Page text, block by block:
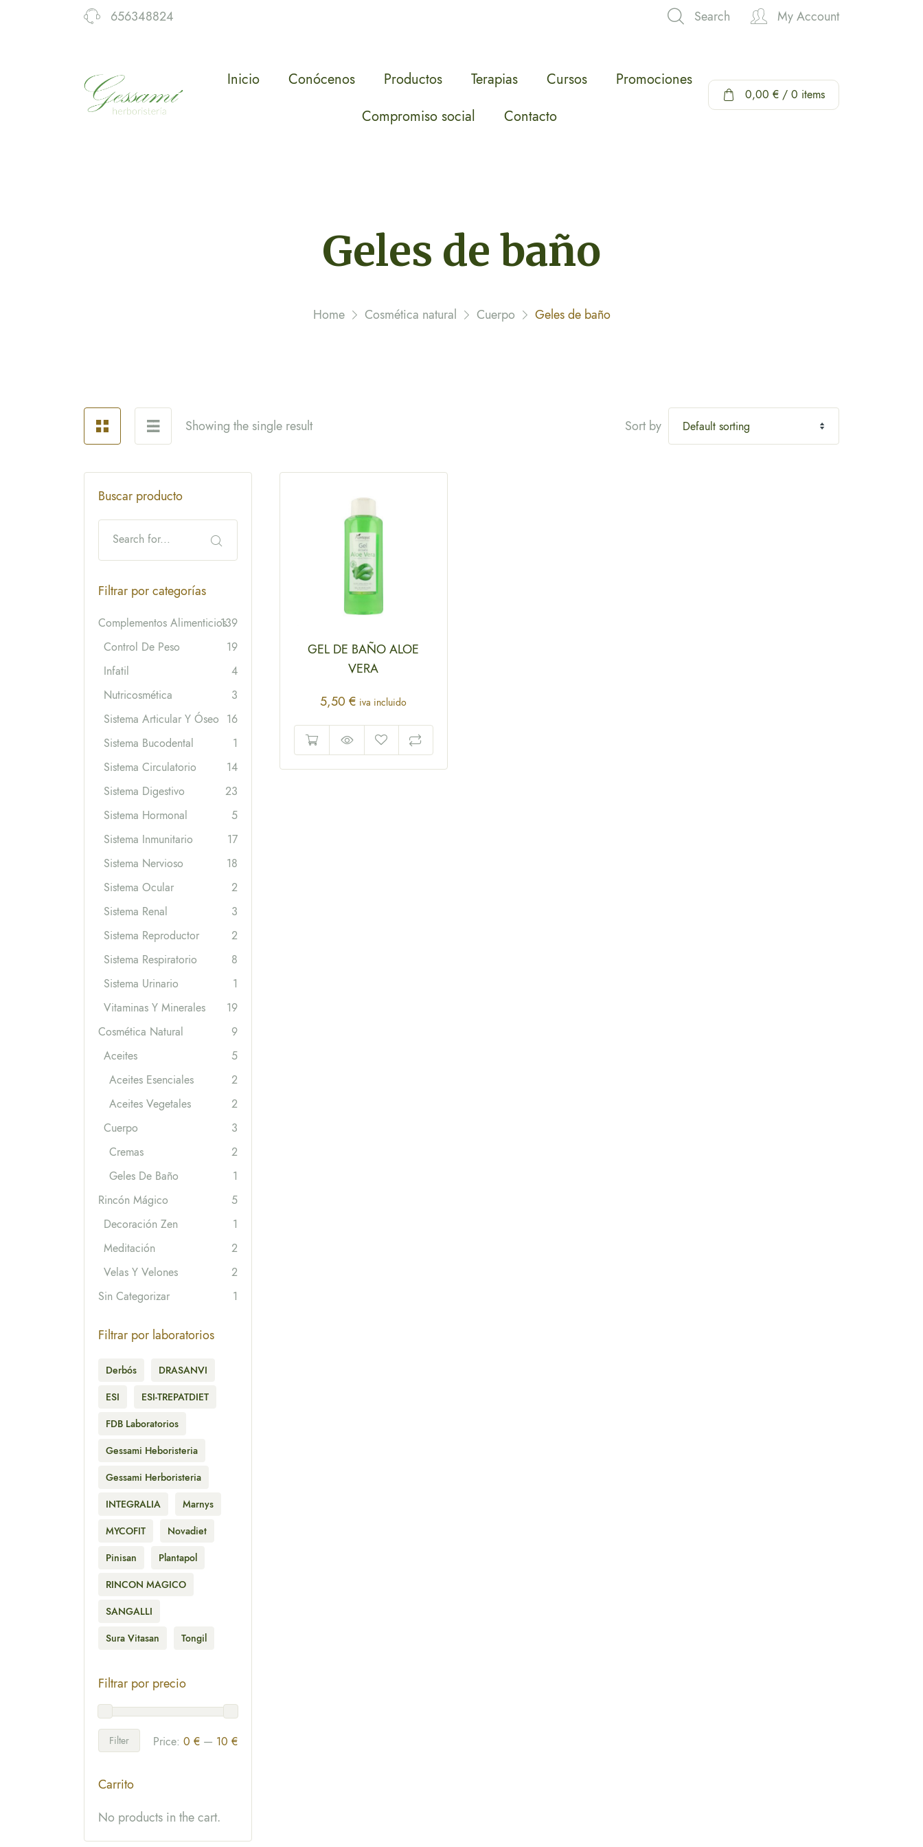
656348824 Search My Account
Hi,
Inicio Conócenos Productos Terapias Cursos
Promociones
Compromiso social
Contacto
0,00 € / 0 items
Geles de baño
Home Cosmética natural Cuerpo Geles de baño
Showing the single result Sort by
Buscar producto
Filtrar por categorías
Complementos Alimenticios139
Control De Peso
19
Infatil
4
Nutricosmética
3
Sistema Articular Y Óseo 16
Sistema Bucodental
1
Sistema Circulatorio
14
Sistema Digestivo
23
Sistema Hormonal
5
Sistema Inmunitario
17
Sistema Nervioso
18
Sistema Ocular
2
Sistema Renal
3
Sistema Reproductor
2
Sistema Respiratorio
8
Sistema Urinario
1
Vitaminas Y Minerales
19
Cosmética Natural
9
Aceites
5
Aceites Esenciales
2
Aceites Vegetales
2
Cuerpo
3
Cremas
2
Geles De Baño
1
Rincón Mágico
5
Decoración Zen
1
Meditación
2
Velas Y Velones
2
Sin Categorizar
1
Filtrar por laboratorios
Derbós
DRASANVI
ESI
ESI-TREPATDIET
FDB Laboratorios
Gessami Heboristeria
Gessami Herboristeria
INTEGRALIA
Marnys
MYCOFIT
Novadiet
Pinisan
Plantapol
RINCON MAGICO
SANGALLI
Sura Vitasan
Tongil
Filtrar por precio
Filter Price: 0 € — 10 €
Carrito
No products in the cart.
GEL DE BAÑO ALOE
VERA
5,50€ iva incluido